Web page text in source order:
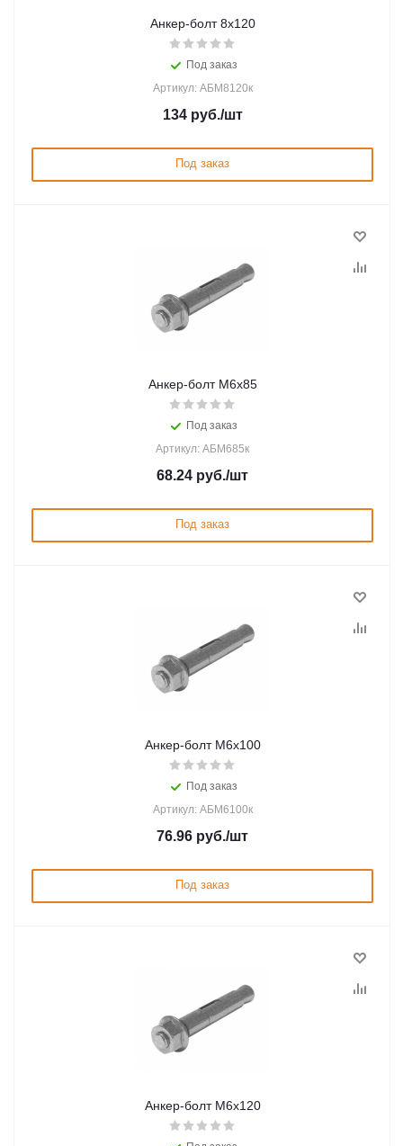
Анкер-болт 8х120
Под заказ
Артикул: АБМ8120к
134руб./шт
Под заказ
Анкер-болт М6х85
Под заказ
Артикул: АБМ685к
68.24 руб./шт
Под заказ
Анкер-болт М6х100
Под заказ
Артикул: АБМ6100к
76.96 руб./шт
Под заказ
Анкер-болт М6х120